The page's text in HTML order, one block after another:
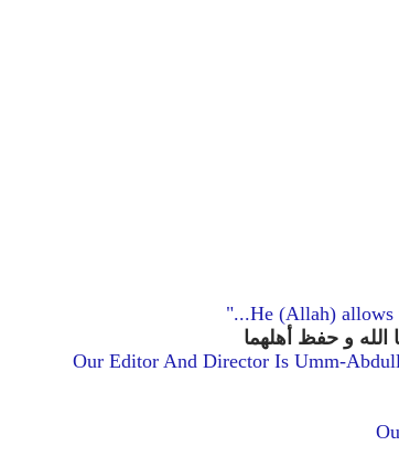
"...He (Allah) allows
Our Editor And Director Is Umm-